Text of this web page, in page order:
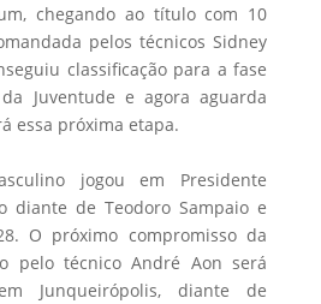
chegando ao título com 10
pelos técnicos Sidney
classificação para a fase
Juventude e agora aguarda
essa próxima etapa.
jogou em Presidente
diante de Teodoro Sampaio e
O próximo compromisso da
pelo técnico André Aon será
Junqueirópolis, diante de